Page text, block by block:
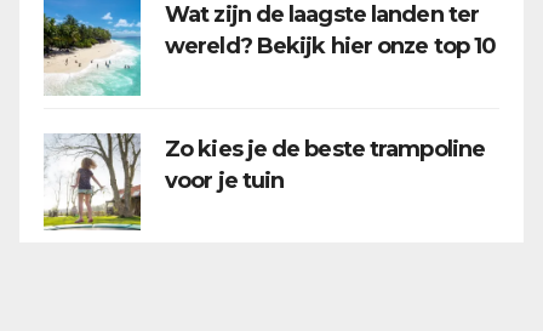
Wat zijn de laagste landen ter
wereld? Bekijk hier onze top 10
Zo kies je de beste trampoline
voor je tuin